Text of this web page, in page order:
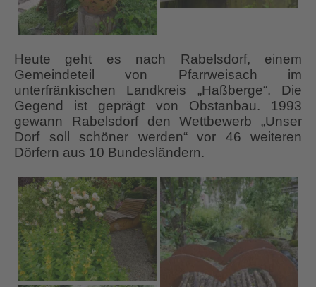
Heute geht es nach Rabelsdorf, einem
Gemeindeteil von Pfarrweisach im
unterfränkischen Landkreis „Haßberge“. Die
Gegend ist geprägt von Obstanbau. 1993
gewann Rabelsdorf den Wettbewerb „Unser
Dorf soll schöner werden“ vor 46 weiteren
Dörfern aus 10 Bundesländern.